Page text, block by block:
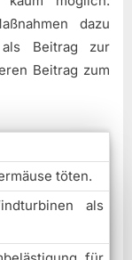
dazu
Beitrag zur
Beitrag zum
töten.
als